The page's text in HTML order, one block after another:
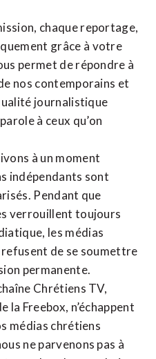
chaque reportage,
grâce à votre
permet de répondre à
nos contemporains et
journalistique
à ceux qu’on
à un moment
indépendants sont
Pendant que
verrouillent toujours
les médias
de se soumettre
permanente.
Chrétiens TV,
la Freebox, n’échappent
médias chrétiens
ne parvenons pas à